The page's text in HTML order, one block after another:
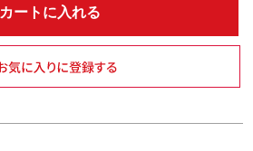
カートに入れる